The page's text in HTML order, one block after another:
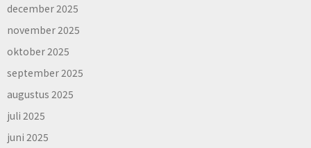
december 2025
november 2025
oktober 2025
september 2025
augustus 2025
juli 2025
juni 2025